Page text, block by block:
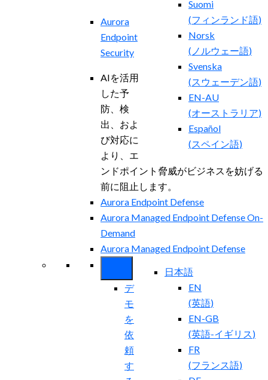
Suomi
(フィンランド語)
Norsk
( ノルウェー語)
Svenska
(スウェーデン語)
EN-AU
(オーストラリア)
Español
(スペイン語)
Aurora
Endpoint
Security
AIを活用
した予
防、検
出、およ
び対応に
より、エ
ンドポイント脅威がビジネスを妨げる
前に阻止します。
Aurora Endpoint Defense
Aurora Managed Endpoint Defense On-
Demand
Aurora Managed Endpoint Defense
日本語
EN
(英語)
EN-GB
(英語-イギリス )
FR
(フランス語)
デ
モ
を
依
頼
す